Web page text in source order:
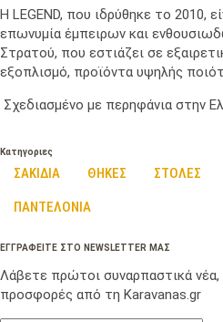
Η LEGEND, που ιδρύθηκε το 2010,
επωνυμία έμπειρων και
Στρατού, που εστιάζει σε
εξοπλισμό, προϊόντα υψηλής
Σχεδιασμένο με περηφάνια στην
Κατηγοριες
ΣΑΚΙΔΙΑ ΘΗΚΕΣ ΣΤΟΛΕΣ
ΠΑΝΤΕΛΟΝΙΑ
ΕΓΓΡΑΦΕΙΤΕ ΣΤΟ NEWSLETTER ΜΑΣ
Λάβετε πρώτοι συναρπαστικά νέα,
προσφορές από τη Karavanas.gr